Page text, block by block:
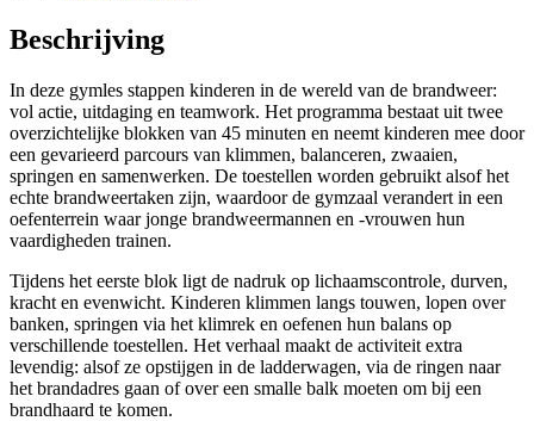
Beschrijving
In deze gymles stappen kinderen in de wereld van de brandweer:
vol actie, uitdaging en teamwork. Het programma bestaat uit twee
overzichtelijke blokken van 45 minuten en neemt kinderen mee door
een gevarieerd parcours van klimmen, balanceren, zwaaien,
springen en samenwerken. De toestellen worden gebruikt alsof het
echte brandweertaken zijn, waardoor de gymzaal verandert in een
oefenterrein waar jonge brandweermannen en -vrouwen hun
vaardigheden trainen.
Tijdens het eerste blok ligt de nadruk op lichaamscontrole, durven,
kracht en evenwicht. Kinderen klimmen langs touwen, lopen over
banken, springen via het klimrek en oefenen hun balans op
verschillende toestellen. Het verhaal maakt de activiteit extra
levendig: alsof ze opstijgen in de ladderwagen, via de ringen naar
het brandadres gaan of over een smalle balk moeten om bij een
brandhaard te komen.